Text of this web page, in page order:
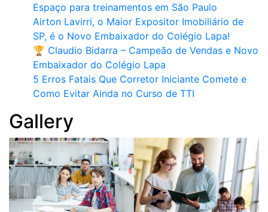
Espaço para treinamentos em São Paulo
Airton Lavirri, o Maior Expositor Imobiliário de
SP, é o Novo Embaixador do Colégio Lapa!
🏆 Claudio Bidarra – Campeão de Vendas e Novo
Embaixador do Colégio Lapa
5 Erros Fatais Que Corretor Iniciante Comete e
Como Evitar Ainda no Curso de TTI​
Gallery